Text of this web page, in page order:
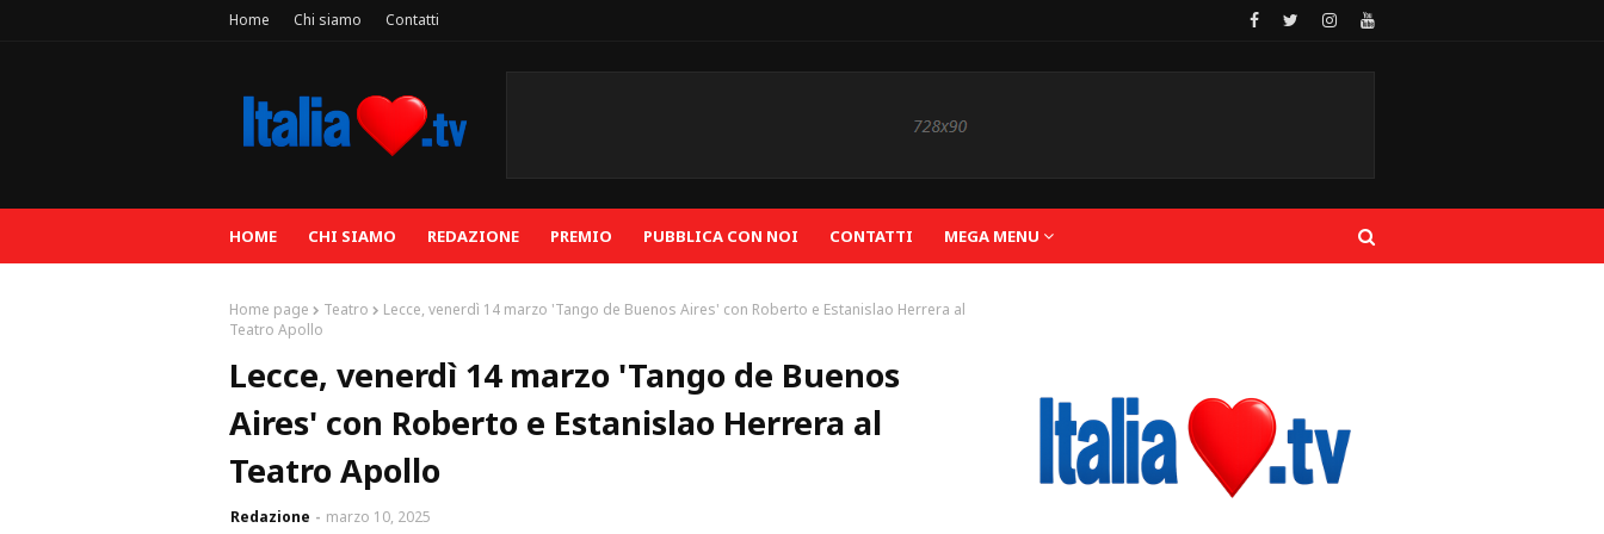
Home Chi siamo Contatti
HOME CHI SIAMO REDAZIONE PREMIO PUBBLICA CON NOI CONTATTI MEGA MENU
Home page Teatro
Lecce, venerdì 14 marzo 'Tango de Buenos Aires' con Roberto e Estanislao Herrera al
Teatro Apollo
Lecce, venerdì 14 marzo 'Tango de Buenos
Aires' con Roberto e Estanislao Herrera al
Teatro Apollo
Redazione marzo 10, 2025